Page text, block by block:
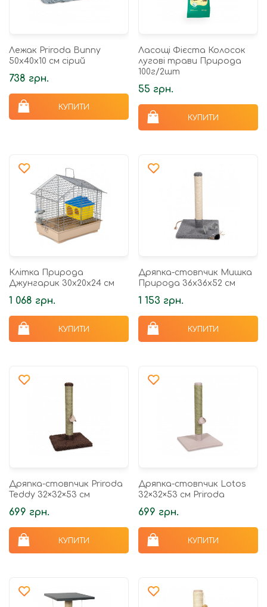
Лежак Priroda Bunny
50x40x10 см сірий
738 грн.
КУПИТИ
Ласощі Фієста Колосок
лугові трави Природа
100г/2шт
55 грн.
КУПИТИ
Клітка Природа
Джунгарик 30x20x24 см
1 068 грн.
КУПИТИ
Дряпка-стовпчик Мишка
Природа 36х36х52 см
1 153 грн.
КУПИТИ
Дряпка-стовпчик Priroda
Teddy 32×32×53 см
699 грн.
КУПИТИ
Дряпка-стовпчик Lotos
32×32×53 см Priroda
699 грн.
КУПИТИ